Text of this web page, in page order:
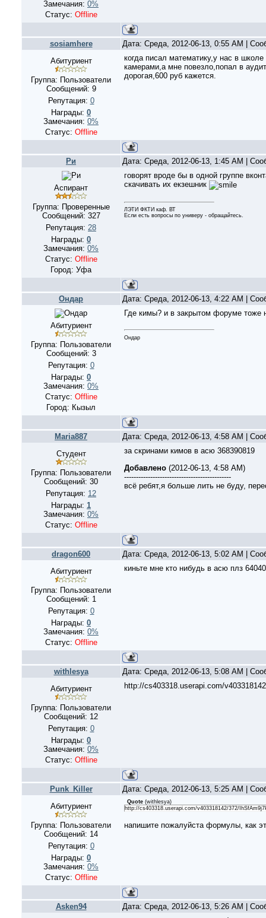
Замечания: 0%
Статус: Offline
sosiamhere
Дата: Среда, 2012-06-13, 0:55 AM |
Абитуриент
Группа: Пользователи
Сообщений: 9
Репутация: 0
Награды: 0
Замечания: 0%
Статус: Offline
когда писал математику,у нас в
камерами,а мне повезло,попал в
дорогая,600 руб кажется.
Ри Дата: Среда, 2012-06-13, 1:45 AM |
Аспирант
Группа: Проверенные
Сообщений: 327
Репутация: 28
Награды: 0
Замечания: 0%
Статус: Offline
Город: Уфа
говорят вроде бы в одной группе
скачивать их екзешник
ЛЭТИ ФКТИ каф. ВТ
Если есть вопросы по универу - обращайтесь.
Ондар Дата: Среда, 2012-06-13, 4:22 AM |
Абитуриент
Группа: Пользователи
Сообщений: 3
Репутация: 0
Награды: 0
Замечания: 0%
Статус: Offline
Город: Кызыл
Где кимы? и в закрытом форуме тоже
Ондар
Maria887
Дата: Среда, 2012-06-13, 4:58 AM |
Студент
Группа: Пользователи
Сообщений: 30
Репутация: 12
Награды: 1
Замечания: 0%
Статус: Offline
за скринами кимов в асю 368390819
Добавлено(2012-06-13, 4:58 AM)
---------------------------------------------
всё ребят,я больше лить не буду,
dragon600
Дата: Среда, 2012-06-13, 5:02 AM |
Абитуриент
Группа: Пользователи
Сообщений: 1
Репутация: 0
Награды: 0
Замечания: 0%
Статус: Offline
киньте мне кто нибудь в асю плз
withlesya
Дата: Среда, 2012-06-13, 5:08 AM |
Абитуриент
Группа: Пользователи
Сообщений: 12
Репутация: 0
Награды: 0
Замечания: 0%
Статус: Offline
http://cs403318.userapi.com/
Punk_Killer
Дата: Среда, 2012-06-13, 5:25 AM |
Абитуриент
Группа: Пользователи
Сообщений: 14
Репутация: 0
Награды: 0
Замечания: 0%
Статус: Offline
Quote(withlesya)
http://cs403318.userapi.com/v403318142/372/
напишите пожалуйста формулы, как
Asken94
Дата: Среда, 2012-06-13, 5:26 AM |